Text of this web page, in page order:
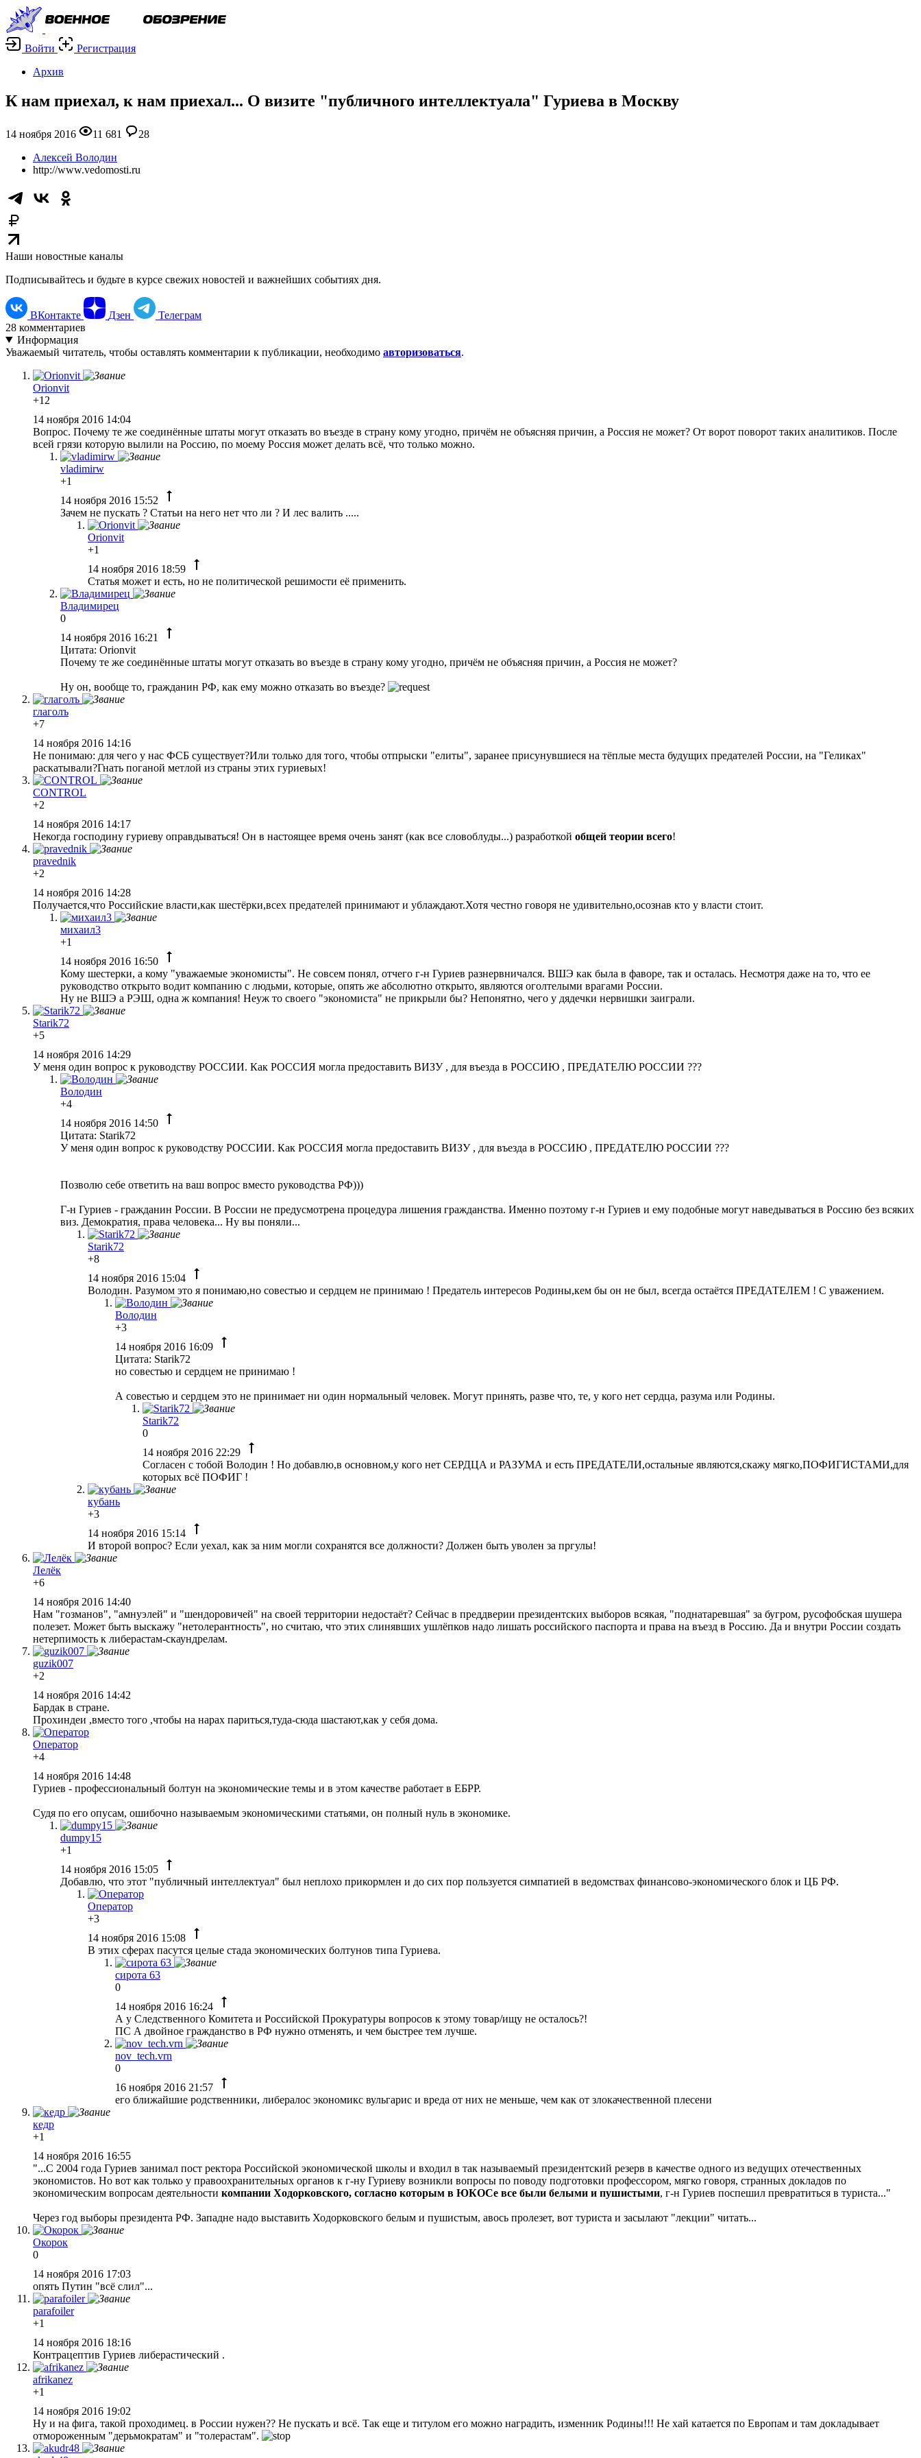
Войти
Регистрация
Архив
К нам приехал, к нам приехал... О визите "публичного интеллектуала" Гуриева в Москву
14 ноября 2016 11 681
28
Алексей Володин
http://www.vedomosti.ru
Наши новостные каналы
Подписывайтесь и будьте в курсе свежих новостей и важнейших событиях дня.
ВКонтакте Дзен
Телеграм
28 комментариев
Информация
Уважаемый читатель, чтобы оставлять комментарии к публикации, необходимо авторизоваться.
Orionvit
+12
14 ноября 2016 14:04
Вопрос. Почему те же соединённые штаты могут отказать во въезде в страну кому угодно, причём не объясняя причин, а Россия не может? От ворот поворот таких аналитиков. После
всей грязи которую вылили на Россию, по моему Россия может делать всё, что только можно.
vladimirw
+1
14 ноября 2016 15:52
Зачем не пускать ? Статьи на него нет что ли ? И лес валить .....
Orionvit
+1
14 ноября 2016 18:59
Статья может и есть, но не политической решимости её применить.
Владимирец
0
14 ноября 2016 16:21
Цитата: Orionvit
Почему те же соединённые штаты могут отказать во въезде в страну кому угодно, причём не объясняя причин, а Россия не может?
Ну он, вообще то, гражданин РФ, как ему можно отказать во въезде?
глаголъ
+7
14 ноября 2016 14:16
Не понимаю: для чего у нас ФСБ существует?Или только для того, чтобы отпрыски "елиты", заранее присунувшиеся на тёплые места будущих предателей России, на "Геликах"
раскатывали?Гнать поганой метлой из страны этих гуриевых!
CONTROL
+2
14 ноября 2016 14:17
Некогда господину гуриеву оправдываться! Он в настоящее время очень занят (как все словоблуды...) разработкой общей теории всего!
pravednik
+2
14 ноября 2016 14:28
Получается,что Российские власти,как шестёрки,всех предателей принимают и ублаждают.Хотя честно говоря не удивительно,осознав кто у власти стоит.
михаил3
+1
14 ноября 2016 16:50
Кому шестерки, а кому "уважаемые экономисты". Не совсем понял, отчего г-н Гуриев разнервничался. ВШЭ как была в фаворе, так и осталась. Несмотря даже на то, что ее
руководство открыто водит компанию с людьми, которые, опять же абсолютно открыто, являются оголтелыми врагами России.
Ну не ВШЭ а РЭШ, одна ж компания! Неуж то своего "экономиста" не прикрыли бы? Непонятно, чего у дядечки нервишки заиграли.
Starik72
+5
14 ноября 2016 14:29
У меня один вопрос к руководству РОССИИ. Как РОССИЯ могла предоставить ВИЗУ , для въезда в РОССИЮ , ПРЕДАТЕЛЮ РОССИИ ???
Володин
+4
14 ноября 2016 14:50
Цитата: Starik72
У меня один вопрос к руководству РОССИИ. Как РОССИЯ могла предоставить ВИЗУ , для въезда в РОССИЮ , ПРЕДАТЕЛЮ РОССИИ ???
Позволю себе ответить на ваш вопрос вместо руководства РФ)))
Г-н Гуриев - гражданин России. В России не предусмотрена процедура лишения гражданства. Именно поэтому г-н Гуриев и ему подобные могут наведываться в Россию без всяких
виз. Демократия, права человека... Ну вы поняли...
Starik72
+8
14 ноября 2016 15:04
Володин. Разумом это я понимаю,но совестью и сердцем не принимаю ! Предатель интересов Родины,кем бы он не был, всегда остаётся ПРЕДАТЕЛЕМ ! С уважением.
Володин
+3
14 ноября 2016 16:09
Цитата: Starik72
но совестью и сердцем не принимаю !
А совестью и сердцем это не принимает ни один нормальный человек. Могут принять, разве что, те, у кого нет сердца, разума или Родины.
Starik72
0
14 ноября 2016 22:29
Согласен с тобой Володин ! Но добавлю,в основном,у кого нет СЕРДЦА и РАЗУМА и есть ПРЕДАТЕЛИ,остальные являются,скажу мягко,ПОФИГИСТАМИ,для
которых всё ПОФИГ !
кубань
+3
14 ноября 2016 15:14
И второй вопрос? Если уехал, как за ним могли сохранятся все должности? Должен быть уволен за пргулы!
Лелёк
+6
14 ноября 2016 14:40
Нам "гозманов", "амнуэлей" и "шендоровичей" на своей территории недостаёт? Сейчас в преддверии президентских выборов всякая, "поднатаревшая" за бугром, русофобская шушера
полезет. Может быть выскажу "нетолерантность", но считаю, что этих слинявших ушлёпков надо лишать российского паспорта и права на въезд в Россию. Да и внутри России создать
нетерпимость к либерастам-скаундрелам.
guzik007
+2
14 ноября 2016 14:42
Бардак в стране.
Прохиндеи ,вместо того ,чтобы на нарах париться,туда-сюда шастают,как у себя дома.
Оператор
+4
14 ноября 2016 14:48
Гуриев - профессиональный болтун на экономические темы и в этом качестве работает в ЕБРР.
Cудя по его опусам, ошибочно называемым экономическими статьями, он полный нуль в экономике.
dumpy15
+1
14 ноября 2016 15:05
Добавлю, что этот "публичный интеллектуал" был неплохо прикормлен и до сих пор пользуется симпатией в ведомствах финансово-экономического блок и ЦБ РФ.
Оператор
+3
14 ноября 2016 15:08
В этих сферах пасутся целые стада экономических болтунов типа Гуриева.
сирота 63
0
14 ноября 2016 16:24
А у Следственного Комитета и Российской Прокуратуры вопросов к этому товар/ищу не осталось?!
ПС А двойное гражданство в РФ нужно отменять, и чем быстрее тем лучше.
nov_tech.vrn
0
16 ноября 2016 21:57
его ближайшие родственники, либералос экономикс вульгарис и вреда от них не меньше, чем как от злокачественной плесени
кедр
+1
14 ноября 2016 16:55
"...С 2004 года Гуриев занимал пост ректора Российской экономической школы и входил в так называемый президентский резерв в качестве одного из ведущих отечественных
экономистов. Но вот как только у правоохранительных органов к г-ну Гуриеву возникли вопросы по поводу подготовки профессором, мягко говоря, странных докладов по
экономическим вопросам деятельности компании Ходорковского, согласно которым в ЮКОСе все были белыми и пушистыми, г-н Гуриев поспешил превратиться в туриста..."
Через год выборы президента РФ. Западне надо выставить Ходорковского белым и пушистым, авось пролезет, вот туриста и засылают "лекции" читать...
Окорок
0
14 ноября 2016 17:03
опять Путин "всё слил"...
parafoiler
+1
14 ноября 2016 18:16
Контрацептив Гуриев либерастический .
afrikanez
+1
14 ноября 2016 19:02
Ну и на фига, такой проходимец. в России нужен?? Не пускать и всё. Так еще и титулом его можно наградить, изменник Родины!!! Не хай катается по Европам и там докладывает
отмороженным "дерьмократам" и "толерастам".